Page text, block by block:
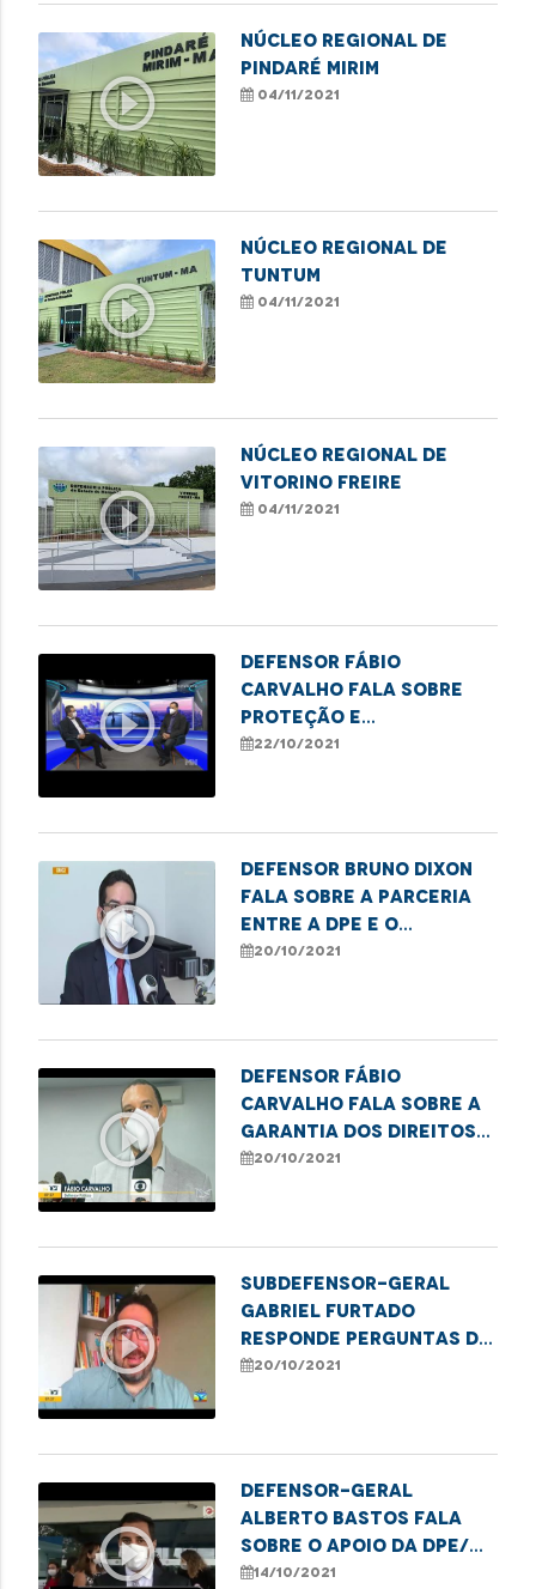
play_circle_outline
NÚCLEO REGIONAL DE
PINDARÉ MIRIM
04/11/2021
play_circle_outline
NÚCLEO REGIONAL DE
TUNTUM
04/11/2021
play_circle_outline
NÚCLEO REGIONAL DE
VITORINO FREIRE
04/11/2021
play_circle_outline
Defensor Fábio
Carvalho fala sobre
proteção e
qualificação de
22/10/2021
play_circle_outline
Defensor Bruno Dixon
fala sobre a parceria
entre a DPE e o
departamento
20/10/2021
play_circle_outline
Defensor Fábio
Carvalho fala sobre a
garantia dos direitos
da criança e do
20/10/2021
play_circle_outline
Subdefensor-geral
Gabriel Furtado
responde perguntas de
telespectadores sobre
20/10/2021
play_circle_outline
Defensor-geral
Alberto Bastos fala
sobre o apoio da DPE/MA
ao Ministério Público
14/10/2021